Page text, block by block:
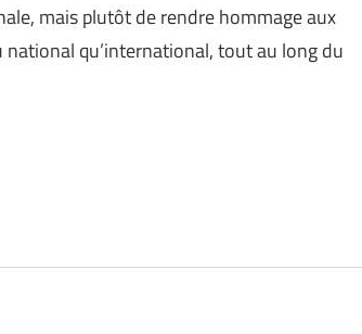
mais plutôt de rendre hommage aux
qu’international, tout au long du